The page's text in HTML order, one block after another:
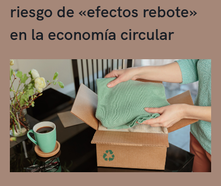
riesgo de «efectos rebote»
en la economía circular